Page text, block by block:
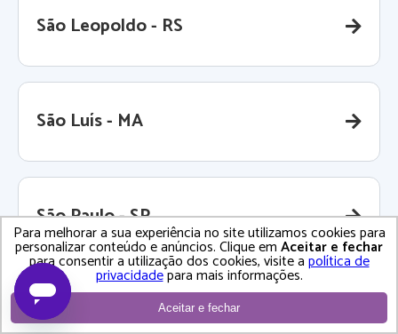
São Leopoldo - RS
São Luís - MA
São Paulo - SP
São Pedro da Aldeia - RJ
Para melhorar a sua experiência no site utilizamos cookies para
personalizar conteúdo e anúncios. Clique emAceitar e fechar
para consentir a utilização dos cookies, visite apolítica de
privacidadepara mais informações.
Aceitar e fechar